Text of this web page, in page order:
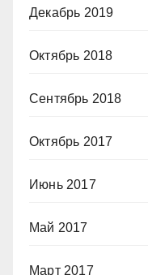
Декабрь 2019
Октябрь 2018
Сентябрь 2018
Октябрь 2017
Июнь 2017
Май 2017
Март 2017